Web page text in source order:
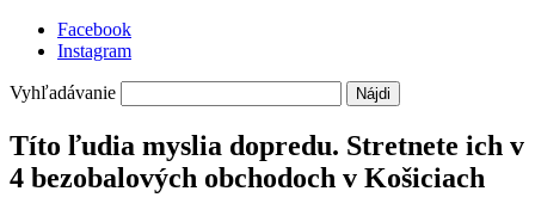
Facebook
Instagram
Vyhľadávanie
Títo ľudia myslia dopredu. Stretnete ich v
4 bezobalových obchodoch v Košiciach